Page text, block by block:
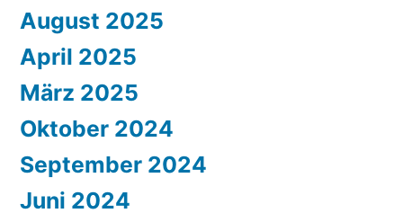
August 2025
April 2025
März 2025
Oktober 2024
September 2024
Juni 2024